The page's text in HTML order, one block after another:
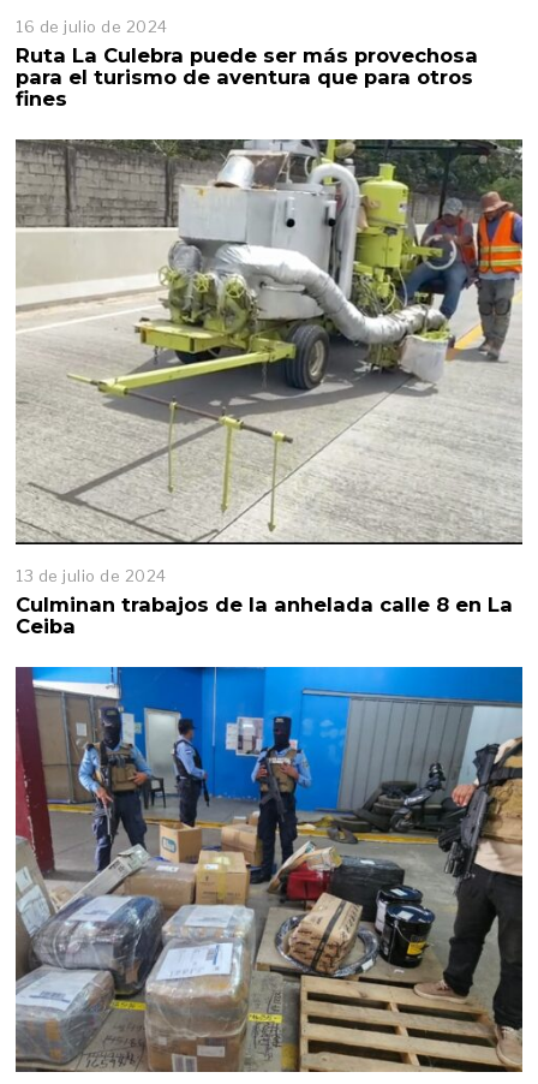
16 de julio de 2024
Ruta La Culebra puede ser más provechosa
para el turismo de aventura que para otros
fines
13 de julio de 2024
Culminan trabajos de la anhelada calle 8 en La
Ceiba